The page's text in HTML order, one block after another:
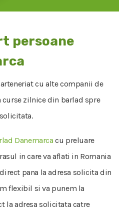
persoane
cu alte companii de
curse zilnice din barlad spre
Danemarca cu preluare
in care va aflati in Romania
pana la adresa solicita din
flexibil si va punem la
la adresa solicitata catre